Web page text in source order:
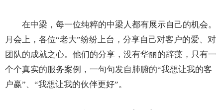
在中梁，每一位纯粹的中梁人都有展示自己的机会。
月会上，各位“老大”纷纷上台，分享自己对客户的爱、对
团队的成就之心。他们的分享，没有华丽的辞藻，只有一
个个真实的服务案例，一句句发自肺腑的“我想让我的客
户赢”、“我想让我的伙伴更好”。